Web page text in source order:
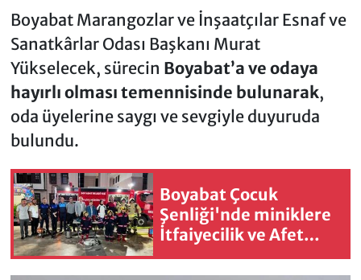
Boyabat Marangozlar ve İnşaatçılar Esnaf ve
Sanatkârlar Odası Başkanı Murat
Yükselecek, sürecin Boyabat’a ve odaya
hayırlı olması temennisinde bulunarak,
oda üyelerine saygı ve sevgiyle duyuruda
bulundu.
Boyabat Çocuk
Şenliği'nde miniklere
İtfaiyecilik ve Afet
Eğitim